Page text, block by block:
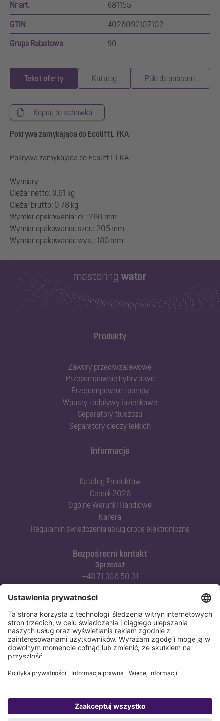
Nr art. 681155
GTIN 4026092107102
Grupa Rabatowa 90
Tekst oferty Katalog Pliki do pobrania
Kopiuj do schowka
Pokrywa zamykająca do Ecolift L FKA
Pokrywa zamykająca do Ecolift L FKA
Wymiary
Ciężar netto: 0,61 kg
Ciężar brutto: 0,78 kg
Wymiar opakowania: dł.: 260 mm
Wymiar opakowania: szer.: 205 mm
Produkty
Zawory przeciwzalewowe
Przepompownie hybrydowe
Przepompownie i pompy
Wpusty i odpływy łazienkowe
Separatory tłuszczu
Separatory cieczy lekkich
Bezpośredni kontakt
Sprzedaż
+48 71 306 50 31
Doradztwo techniczne
Serwis techniczny
+48 71 306 50 51
Informacje
Katalog Produktów
Cennik 2026
Ogólne Warunki Handlowe
Kariera
Regulamin świadczenia usług drogą elektroniczną
Polityka prywatności Stopka redakcyjna